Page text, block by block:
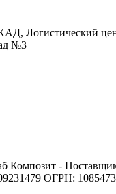
Логистический
№3
-
ОГРН: